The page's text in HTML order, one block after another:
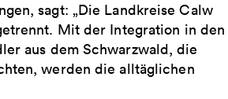
sagt: „Die Landkreise Calw
Mit der Integration in den
aus dem Schwarzwald, die
werden die alltäglichen